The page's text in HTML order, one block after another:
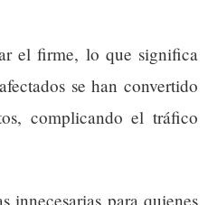
el firme, lo que significa
se han convertido
complicando el tráfico
innecesarias para quienes